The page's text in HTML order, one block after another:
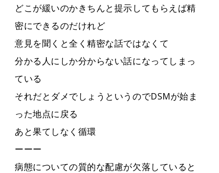
どこが緩いのかきちんと提示してもらえば精
密にできるのだけれど
意見を聞くと全く精密な話ではなくて
分かる人にしか分からない話になってしまっ
ている
それだとダメでしょうというのでDSMが始ま
った地点に戻る
あと果てしなく循環
ーーー
病態についての質的な配慮が欠落していると